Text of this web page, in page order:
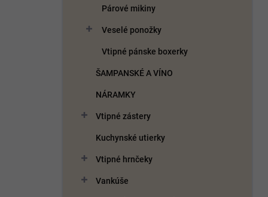
Párové mikiny
Veselé ponožky
Vtipné pánske boxerky
ŠAMPANSKÉ A VÍNO
NÁRAMKY
Vtipné zástery
Kuchynské utierky
Vtipné hrnčeky
Vankúše